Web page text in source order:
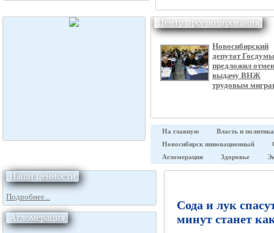
Центр прогнозирования
Новосибирский
депутат Госдумы
предложил
выдачу ВНЖ
трудовым
На главную
Власть и политика
Новосибирск инновационный
Агломерация
Здоровье
Наши ценности
Подробнее...
Агломерация
Сода и лук
минут станет